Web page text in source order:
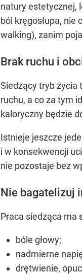
natury estetycznej,
ból kręgosłupa,
walking), zanim
Brak ruchu i
Siedzący tryb życia
ruchu, a co za tym
kaloryczny będzie
Istnieje jeszcze
i w konsekwencji
nie pozostaje bez
Nie bagatelizuj
Praca siedząca ma
bóle głowy;
nadmierne
drętwienie,